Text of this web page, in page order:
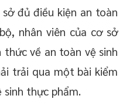
đủ điều kiện an toàn
nhân viên của cơ sở
về an toàn vệ sinh
trải qua một bài kiểm
thực phẩm.